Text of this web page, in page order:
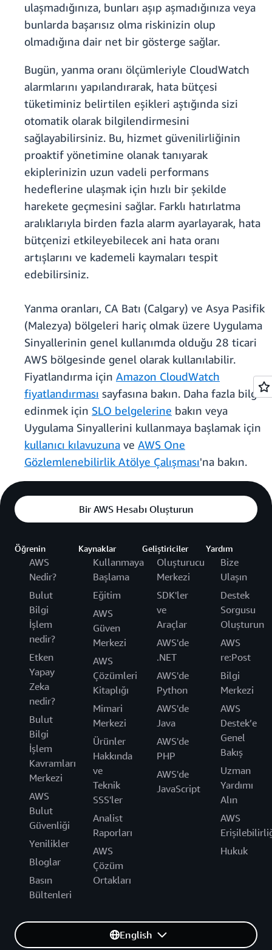
ulaşmadığınıza, bunları aşıp aşmadığınıza veya
bunlarda başarısız olma riskinizin olup
olmadığına dair net bir gösterge sağlar.
Bugün, yanma oranı ölçümleriyle CloudWatch
alarmlarını yapılandırarak, hata bütçesi
tüketiminiz belirtilen eşikleri aştığında sizi
otomatik olarak bilgilendirmesini
sağlayabilirsiniz. Bu, hizmet güvenilirliğinin
proaktif yönetimine olanak tanıyarak
ekiplerinizin uzun vadeli performans
hedeflerine ulaşmak için hızlı bir şekilde
harekete geçmesini sağlar. Farklı hatırlatma
aralıklarıyla birden fazla alarm ayarlayarak, hata
bütçenizi etkileyebilecek ani hata oranı
artışlarını ve kademeli kaymaları tespit
edebilirsiniz.
Yanma oranları, CA Batı (Calgary) ve Asya Pasifik
(Malezya) bölgeleri hariç olmak üzere Uygulama
Sinyallerinin genel kullanımda olduğu 28 ticari
AWS bölgesinde genel olarak kullanılabilir.
Fiyatlandırma için Amazon CloudWatch
fiyatlandırması sayfasına bakın. Daha fazla bilgi
edinmek için SLO belgelerine bakın veya
Uygulama Sinyallerini kullanmaya başlamak için
kullanıcı kılavuzuna ve AWS One
Gözlemlenebilirlik Atölye Çalışması'na bakın.
Bir AWS Hesabı Oluşturun
Öğrenin
AWS
Nedir?
Bulut
Bilgi
İşlem
nedir?
Etken
Yapay
Zeka
nedir?
Bulut
Bilgi
İşlem
Kavramları
Merkezi
AWS
Bulut
Güvenliği
Yenilikler
Bloglar
Basın
Bültenleri
Kaynaklar
Kullanmaya
Başlama
Eğitim
AWS
Güven
Merkezi
AWS
Çözümleri
Kitaplığı
Mimari
Merkezi
Ürünler
Hakkında
ve
Teknik
SSS'ler
Analist
Raporları
AWS
Çözüm
Ortakları
Geliştiriciler
Oluşturucu
Merkezi
SDK'ler
ve
Araçlar
AWS'de
.NET
AWS'de
Python
AWS'de
Java
AWS'de
PHP
AWS'de
JavaScript
Yardım
Bize
Ulaşın
Destek
Sorgusu
Oluşturun
AWS
re:Post
Bilgi
Merkezi
AWS
Destek’e
Genel
Bakış
Uzman
Yardımı
Alın
AWS
Hukuk
English